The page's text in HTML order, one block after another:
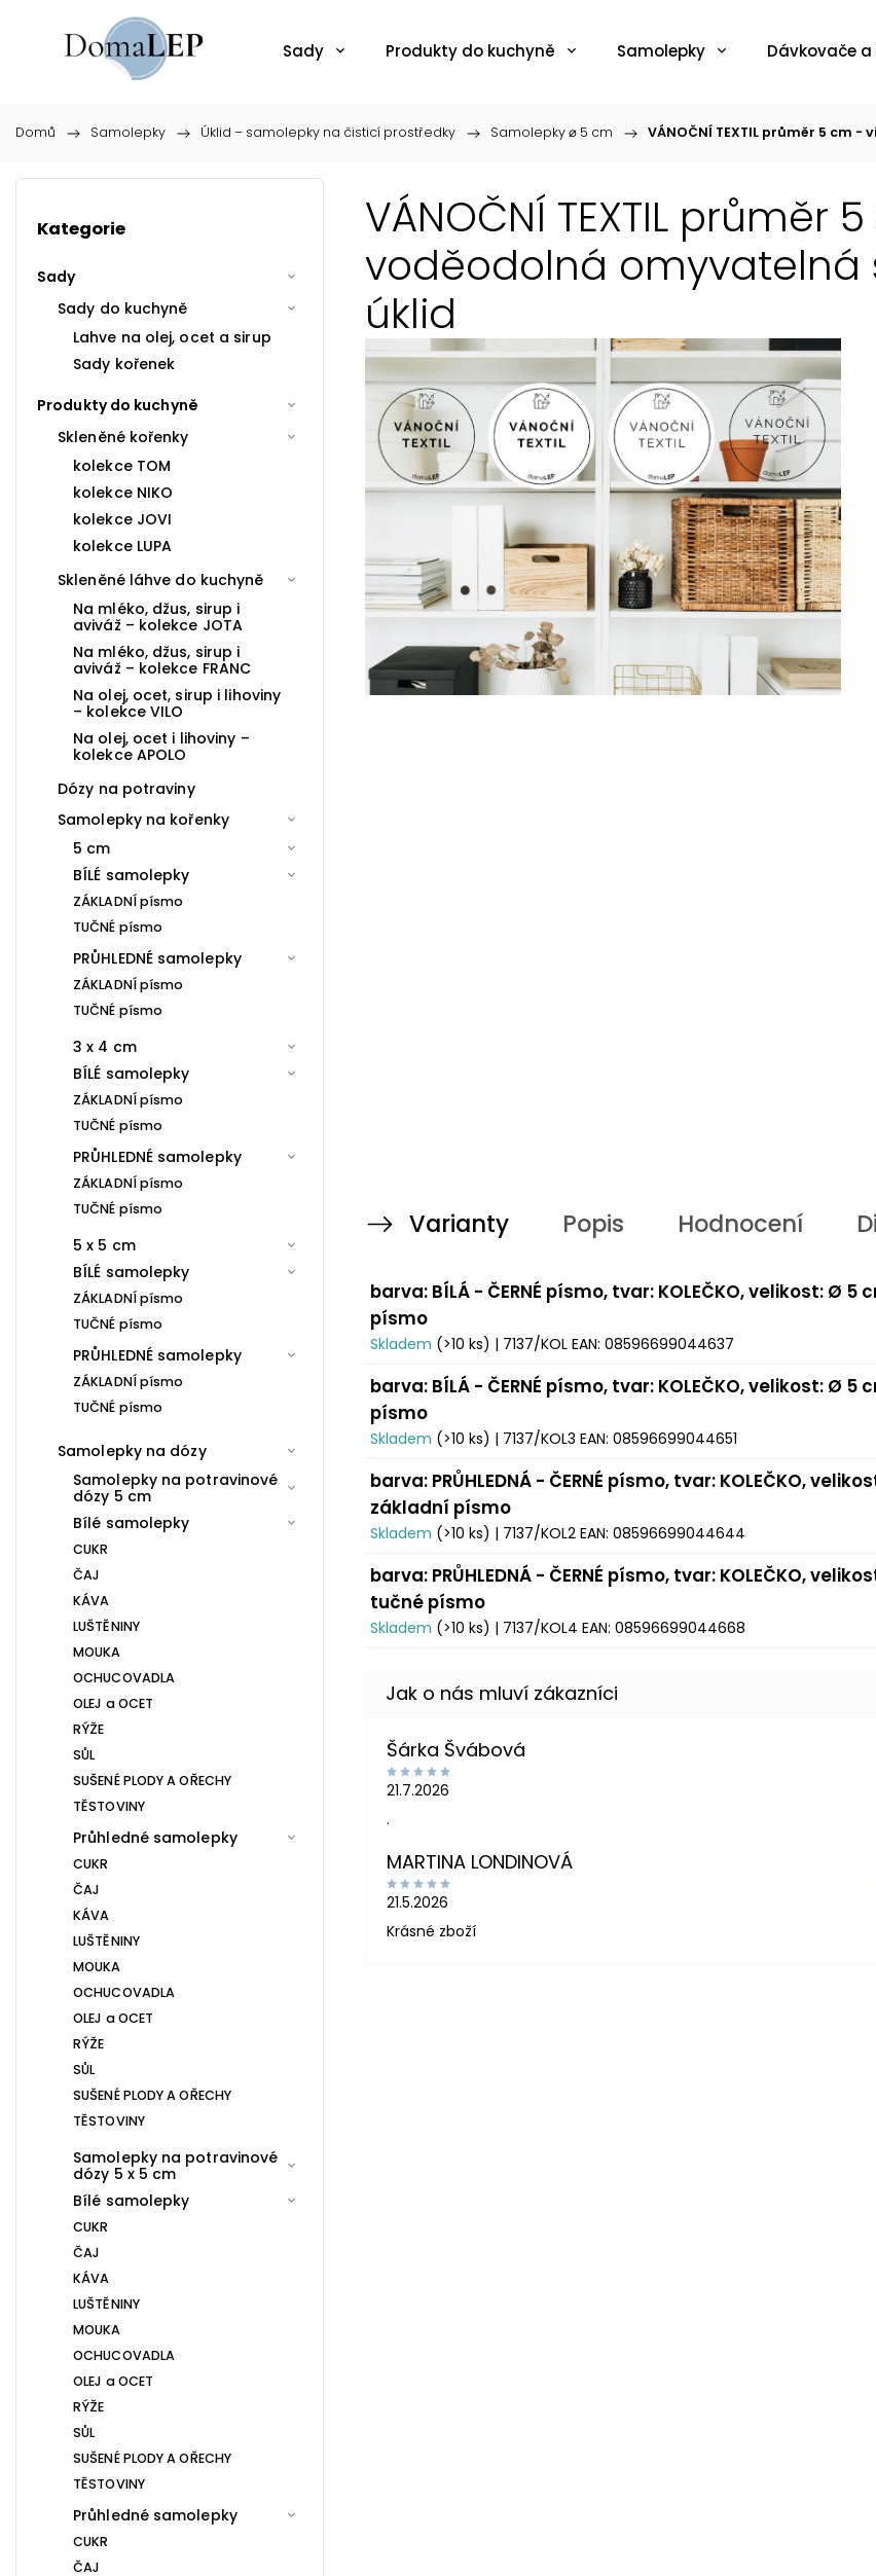
Sady Produkty do kuchyně Samolepky Dávkovače
Domů / Samolepky / Úklid – samolepky na čisticí prostředky / Samolepky ⌀ 5 cm / VÁNOČNÍ TEXTIL průměr 5 cm
Kategorie
Sady
Sady do kuchyně
Lahve na olej, ocet a sirup
Sady kořenek
Produkty do kuchyně
Skleněné kořenky
kolekce TOM
kolekce NIKO
kolekce JOVI
kolekce LUPA
Skleněné láhve do kuchyně
Na mléko, džus, sirup i
aviváž – kolekce JOTA
Na mléko, džus, sirup i
aviváž – kolekce FRANC
Na olej, ocet, sirup i lihoviny
– kolekce VILO
Na olej, ocet i lihoviny –
kolekce APOLO
Dózy na potraviny
Samolepky na kořenky
5 cm
BÍLÉ samolepky
ZÁKLADNÍ písmo
TUČNÉ písmo
PRŮHLEDNÉ samolepky
ZÁKLADNÍ písmo
TUČNÉ písmo
3 x 4 cm
BÍLÉ samolepky
ZÁKLADNÍ písmo
TUČNÉ písmo
PRŮHLEDNÉ samolepky
ZÁKLADNÍ písmo
TUČNÉ písmo
5 x 5 cm
BÍLÉ samolepky
ZÁKLADNÍ písmo
TUČNÉ písmo
PRŮHLEDNÉ samolepky
ZÁKLADNÍ písmo
TUČNÉ písmo
Samolepky na dózy
Samolepky na potravinové
dózy 5 cm
Bílé samolepky
CUKR
ČAJ
KÁVA
LUŠTĚNINY
MOUKA
OCHUCOVADLA
OLEJ a OCET
RÝŽE
SŮL
SUŠENÉ PLODY A OŘECHY
TĚSTOVINY
Průhledné samolepky
CUKR
ČAJ
KÁVA
LUŠTĚNINY
MOUKA
OCHUCOVADLA
OLEJ a OCET
RÝŽE
SŮL
SUŠENÉ PLODY A OŘECHY
TĚSTOVINY
Samolepky na potravinové
dózy 5 x 5 cm
Bílé samolepky
CUKR
ČAJ
KÁVA
LUŠTĚNINY
MOUKA
OCHUCOVADLA
OLEJ a OCET
RÝŽE
SŮL
SUŠENÉ PLODY A OŘECHY
TĚSTOVINY
Průhledné samolepky
CUKR
ČAJ
VÁNOČNÍ TEXTIL průměr
voděodolná
úklid
Varianty Popis Hodnocení
barva: BÍLÁ - ČERNÉ písmo, tvar: KOLEČKO, velikost: Ø 5
písmo
Skladem (>10 ks) | 7137/KOL EAN: 08596699044637
barva: BÍLÁ - ČERNÉ písmo, tvar: KOLEČKO, velikost: Ø 5
písmo
Skladem (>10 ks) | 7137/KOL3 EAN: 08596699044651
barva: PRŮHLEDNÁ - ČERNÉ písmo, tvar: KOLEČKO,
základní písmo
Skladem (>10 ks) | 7137/KOL2 EAN: 08596699044644
barva: PRŮHLEDNÁ - ČERNÉ písmo, tvar: KOLEČKO,
tučné písmo
Skladem (>10 ks) | 7137/KOL4 EAN: 08596699044668
Šárka Švábová
21.7.2026
.
MARTINA LONDINOVÁ
21.5.2026
Krásné zboží